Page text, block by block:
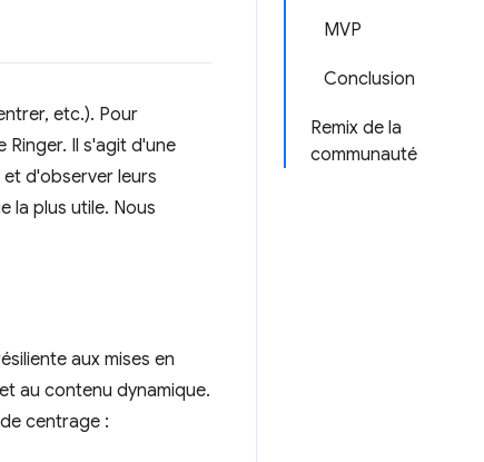
MVP
Conclusion
Remix de la
communauté
etc.). Pour
Ringer. Il s'agit d'une
d'observer leurs
la plus utile. Nous
aux mises en
au contenu dynamique.
centrage :